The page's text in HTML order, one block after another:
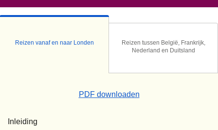
Reizen vanaf en naar Londen
Reizen tussen België, Frankrijk,
Nederland en Duitsland
PDF downloaden((
Inleiding